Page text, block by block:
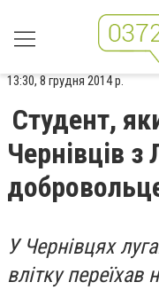
13:30, 8 грудня 2014 р.
Студент,
Чернівців з
У Чернівцях
влітку